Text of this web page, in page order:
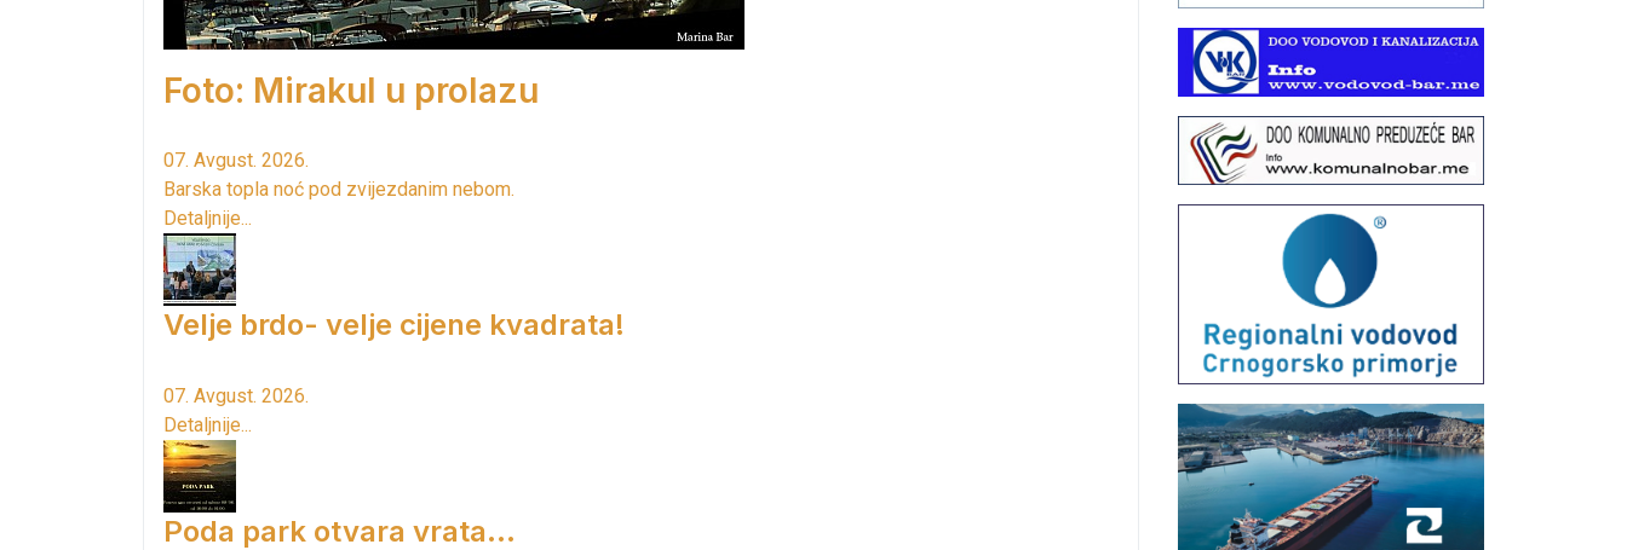
Foto: Mirakul u prolazu
07. Avgust. 2026.
Barska topla noć pod zvijezdanim nebom.
Detaljnije...
Velje brdo- velje cijene kvadrata!
07. Avgust. 2026.
Detaljnije...
Poda park otvara vrata...